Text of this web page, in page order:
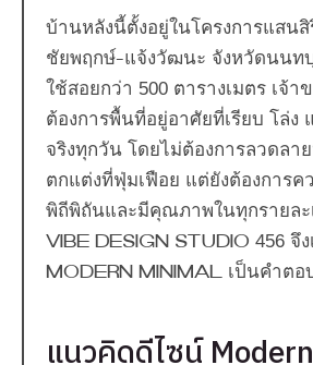
บ้านหลังนี้ตั้งอยู่ในโครงการแสน
ชัยพฤกษ์-แจ้งวัฒนะ จังหวัดนนท
ใช้สอยกว่า 500 ตารางเมตร เจ้า
ต้องการพื้นที่อยู่อาศัยที่เรียบ โล่ง
จริงทุกวัน โดยไม่ต้องการลวดลา
ตกแต่งที่ฟุ่มเฟือย แต่ยังต้องการค
พิถีพิถันและมีคุณภาพในทุกรายละ
Vibe Design Studio 456 จึง
Modern Minimal เป็นคำตอ
แนวคิดดีไซน์ Modern